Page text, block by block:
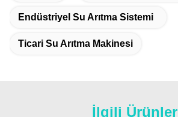
Endüstriyel Su Arıtma Sistemi
Ticari Su Arıtma Makinesi
İlgili Ürünler